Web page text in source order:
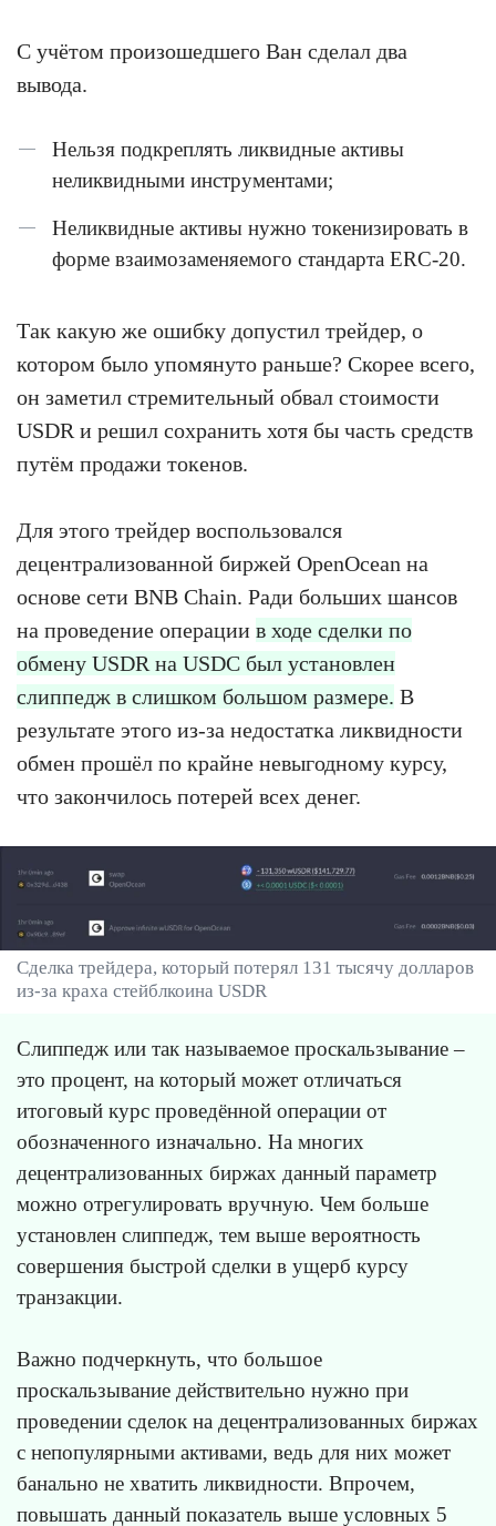
С учётом произошедшего Ван сделал два
вывода.
Нельзя подкреплять ликвидные активы
неликвидными инструментами;
Неликвидные активы нужно токенизировать в
форме взаимозаменяемого стандарта ERC-20.
Так какую же ошибку допустил трейдер, о
котором было упомянуто раньше? Скорее всего,
он заметил стремительный обвал стоимости
USDR и решил сохранить хотя бы часть средств
путём продажи токенов.
Для этого трейдер воспользовался
децентрализованной биржей OpenOcean на
основе сети BNB Chain. Ради больших шансов
на проведение операции в ходе сделки по
обмену USDR на USDC был установлен
слиппедж в слишком большом размере. В
результате этого из-за недостатка ликвидности
обмен прошёл по крайне невыгодному курсу,
что закончилось потерей всех денег.
Сделка трейдера, который потерял 131 тысячу долларов
из-за краха стейблкоина USDR
Слиппедж или так называемое проскальзывание –
это процент, на который может отличаться
итоговый курс проведённой операции от
обозначенного изначально. На многих
децентрализованных биржах данный параметр
можно отрегулировать вручную. Чем больше
установлен слиппедж, тем выше вероятность
совершения быстрой сделки в ущерб курсу
транзакции.
Важно подчеркнуть, что большое
проскальзывание действительно нужно при
проведении сделок на децентрализованных биржах
с непопулярными активами, ведь для них может
банально не хватить ликвидности. Впрочем,
повышать данный показатель выше условных 5